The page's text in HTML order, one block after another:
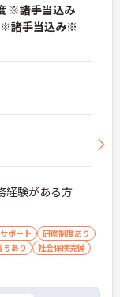
※諸手当込み
諸手当込み※
験がある方
ポート
研修制度あり
与あり
社会保険完備